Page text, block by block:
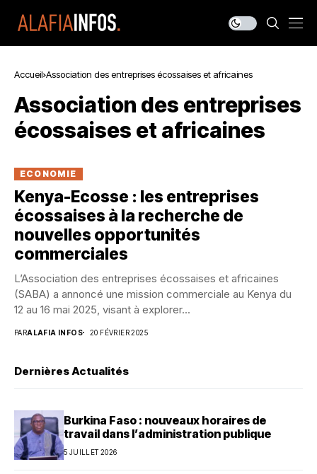
Accueil Association des entreprises écossaises et africaines
Association des entreprises
écossaises et africaines
ECONOMIE
Kenya-Ecosse : les entreprises
écossaises à la recherche de
nouvelles opportunités
commerciales
L’Association des entreprises écossaises et africaines
(SABA) a annoncé une mission commerciale au Kenya du
12 au 16 mai 2025, visant à explorer...
PARALAFIA INFOS 20 FÉVRIER 2025
Dernières Actualités
Burkina Faso : nouveaux horaires de
travail dans l’administration publique
5 JUILLET 2026